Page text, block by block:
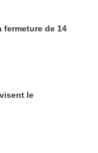
de 14
le